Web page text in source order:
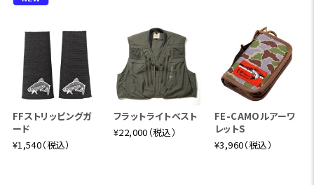
FFストリッピングガ
ード
¥1,540（税込）
フラットライトベスト
¥22,000（税込）
FE-CAMOルアーワ
レットS
¥3,960（税込）